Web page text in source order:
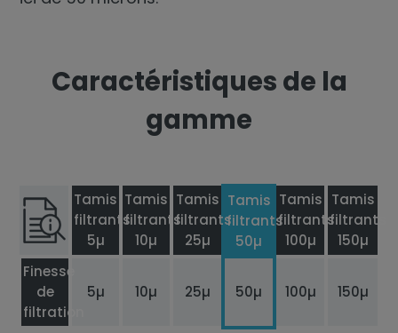
Caractéristiques de la
gamme
Tamis
filtrants
5µ
Tamis
filtrants
10µ
Tamis
filtrants
25µ
Tamis
filtrants
50µ
Tamis
filtrants
100µ
Tamis
filtrants
150µ
Finesse
de
filtration
5µ 10µ 25µ 50µ 100µ 150µ